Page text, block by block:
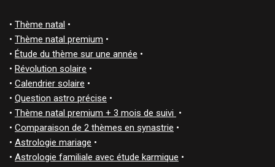
• Thème natal •
• Thème natal premium •
• Étude du thème sur une année •
• Révolution solaire •
• Calendrier solaire •
• Question astro précise •
• Thème natal premium + 3 mois de suivi •
• Comparaison de 2 thèmes en synastrie •
• Astrologie mariage •
• Astrologie familiale avec étude karmique •